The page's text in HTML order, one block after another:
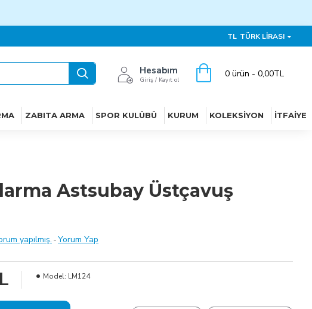
TL TÜRK LIRASI
Hesabım
Giriş / Kayıt ol
0 ürün - 0,00TL
ZABITA ARMA SPOR KULÜBÜ KURUM KOLEKSIYON İTFAIYE
Astsubay Üstçavuş
yapılmış. -Yorum Yap
Model: LM124